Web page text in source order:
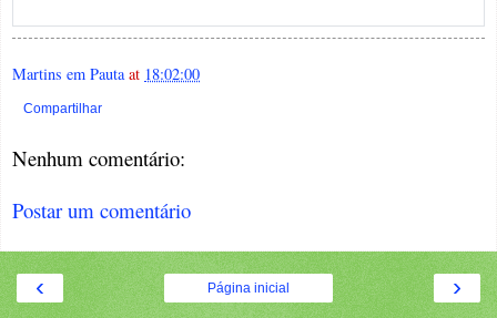
Martins em Pauta at 18:02:00
Compartilhar
Nenhum comentário:
Postar um comentário
‹ ›
Página inicial